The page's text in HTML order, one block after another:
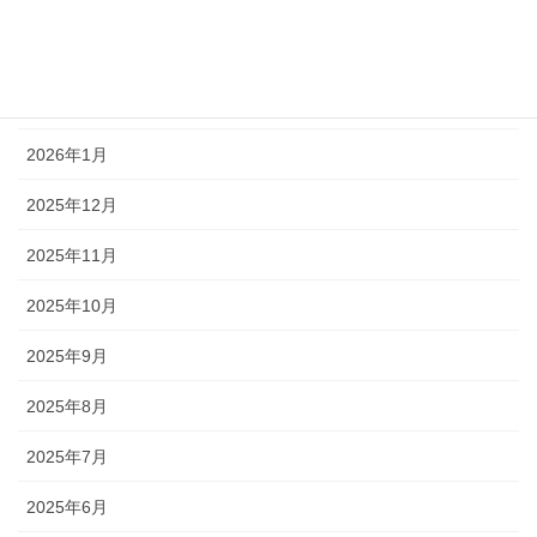
2026年1月
2025年12月
2025年11月
2025年10月
2025年9月
2025年8月
2025年7月
2025年6月